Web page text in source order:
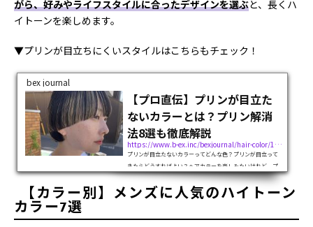
がら、好みやライフスタイルに合ったデザインを選ぶと、長くハ
イトーンを楽しめます。
▼プリンが目立ちにくいスタイルはこちらもチェック！
bex journal
【プロ直伝】プリンが目立た
ないカラーとは？プリン解消
法8選も徹底解説
https://www.b-ex.inc/bexjournal/hair-color/116754
プリンが目立たないカラーってどんな色？プリンが目立って
きたらどうすればよい？ヘアカラーを楽しみたいけれど、プ
リンになりたくない方が多いのではないでしょうか。結論、
色味はダークトーンでカラーリング方法を工夫すれば、プリ
ンが目立ちにくくなります。本記...
【カラー別】メンズに人気のハイトーン
カラー7選